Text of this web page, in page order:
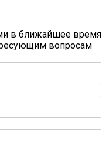
в ближайшее время
вопросам